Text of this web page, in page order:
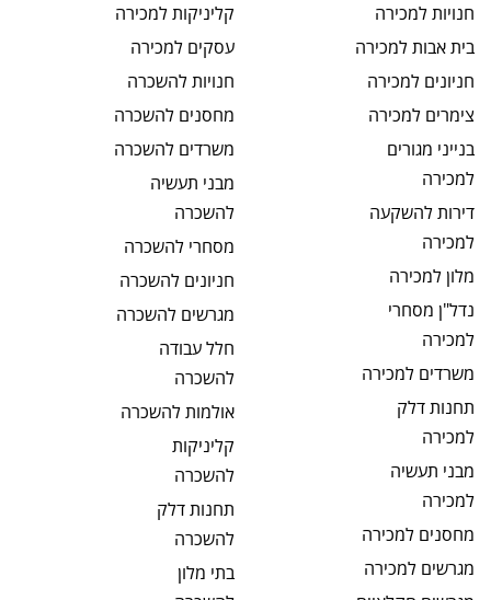
חנויותלמכירה
בית אבותלמכירה
חניונים למכירה
צימרים למכירה
בנייני מגורים
למכירה
דירות להשקעה
למכירה
מלון למכירה
נדל"ן מסחרי
למכירה
משרדים למכירה
תחנות דלק
למכירה
מבני תעשיה
למכירה
מחסנים למכירה
מגרשים למכירה
קליניקותלמכירה
עסקים למכירה
חנויותלהשכרה
מחסנים להשכרה
משרדים להשכרה
מבני תעשיה
להשכרה
מסחרי להשכרה
חניונים להשכרה
מגרשים להשכרה
חלל עבודה
להשכרה
אולמותלהשכרה
קליניקות
להשכרה
תחנות דלק
להשכרה
בתי מלון